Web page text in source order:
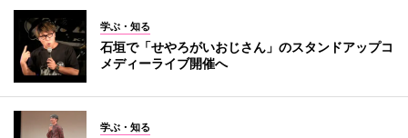
学ぶ・知る
石垣で「せやろがいおじさん」のスタンドアップコ
メディーライブ開催へ
学ぶ・知る